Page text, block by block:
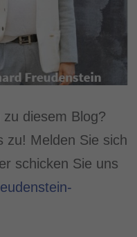
diesem Blog?
zu! Melden Sie sich
schicken Sie uns